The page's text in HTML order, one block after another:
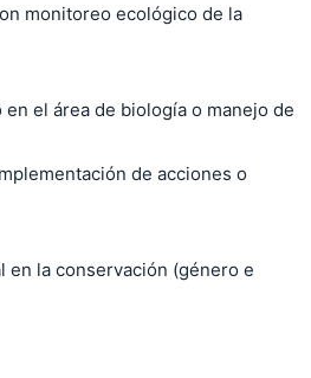
monitoreo ecológico de la
el área de biología o manejo de
de acciones o
la conservación (género e